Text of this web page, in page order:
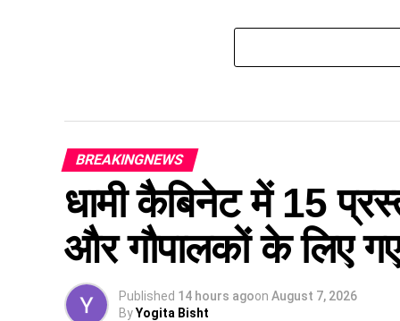
BREAKINGNEWS
धामी कैबिनेट में 15
और गौपालकों के लिए
Published 14 hours agoon August 7, 2026
ByYogita Bisht